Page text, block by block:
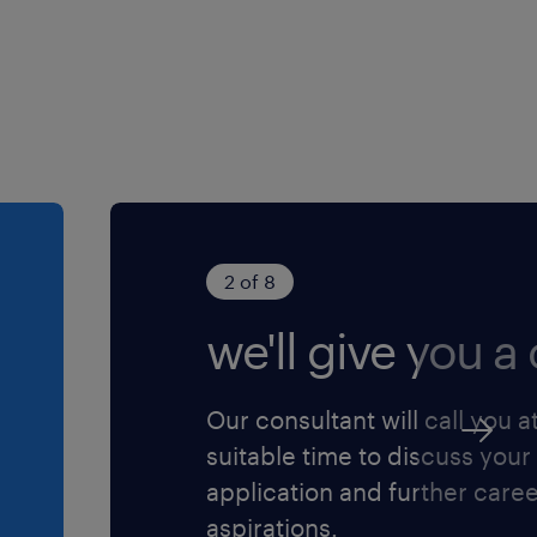
2 of 8
we'll give you a
Our consultant will call you
suitable time to discuss your
application and further
aspirations.